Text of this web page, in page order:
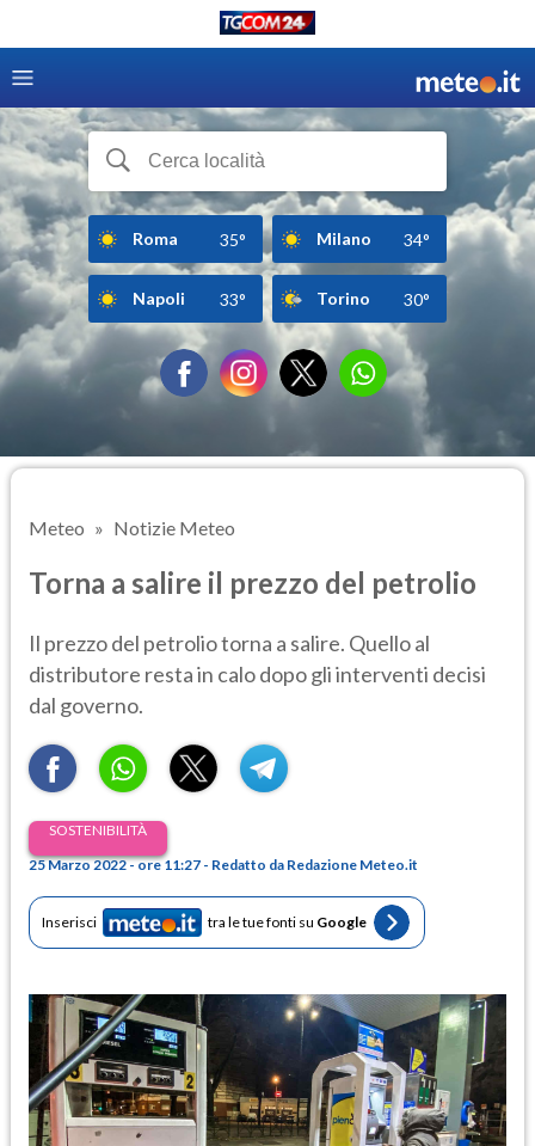
Roma 35° Milano 34°
Napoli 33° Torino 30°
Meteo Notizie Meteo
Torna a salire il prezzo del petrolio
Il prezzo del petrolio torna a salire. Quello al
distributore resta in calo dopo gli interventi decisi
dal governo.
SOSTENIBILITÀ
25 Marzo 2022 - ore 11:27 - Redatto da Redazione Meteo.it
Inserisci tra le tue fonti su Google